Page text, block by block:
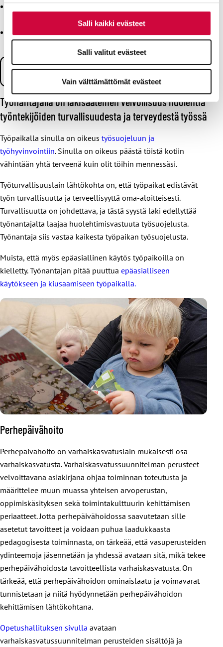
Salli kaikki evästeet
Salli valitut evästeet
Vain välttämättömät evästeet
Lääkehoidosta maksettava tasolisä varhaiskasvatuksessa
muuttuessa?
OVTES-tiedotteita
Keihin sovelletaan OVTESIN osiota G?
OVTES-osioon G ja KVTESIIN kuuluvien
varhaiskasvatuksen henkilöstön
Kunnallisessa päiväkodissa työskentelevän opettajan
kelpoisuuslisä
kunnallisissa päiväkodeissa
Kunnallisessa päiväkodissa työskentelevän
varhaiskasvatuksen opettajan ves-päivät
Kunnallisessa päiväkodissa työskentelevän vailla
kelpoisuutta olevan varhaiskasvatuksen opettajan palkka
Työnantajalla on lakisääteinen velvollisuus huolehtia
työntekijöiden turvallisuudesta ja terveydestä työssä
Työpaikalla sinulla on oikeus työsuojeluun ja
työhyvinvointiin. Sinulla on oikeus päästä töistä kotiin
vähintään yhtä terveenä kuin olit töihin mennessäsi.
Työturvallisuuslain lähtökohta on, että työpaikat edistävät
työn turvallisuutta ja terveellisyyttä oma-aloitteisesti.
Turvallisuutta on johdettava, ja tästä syystä laki edellyttää
työnantajalta laajaa huolehtimisvastuuta työsuojelusta.
Työnantaja siis vastaa kaikesta työpaikan työsuojelusta.
Muista, että myös epäasiallinen käytös työpaikoilla on
kielletty. Työnantajan pitää puuttua epäasialliseen
käytökseen ja kiusaamiseen työpaikalla.
Perhepäivähoito
Perhepäivähoito on varhaiskasvatuslain mukaisesti osa
varhaiskasvatusta. Varhaiskasvatussuunnitelman perusteet
velvoittavana asiakirjana ohjaa toiminnan toteutusta ja
määrittelee muun muassa yhteisen arvoperustan,
oppimiskäsityksen sekä toimintakulttuurin kehittämisen
periaatteet. Jotta perhepäivähoidossa saavutetaan sille
asetetut tavoitteet ja voidaan puhua laadukkaasta
pedagogisesta toiminnasta, on tärkeää, että vasuperusteiden
ydinteemoja jäsennetään ja yhdessä avataan sitä, mikä tekee
perhepäivähoidosta tavoitteellista varhaiskasvatusta. On
tärkeää, että perhepäivähoidon ominaislaatu ja voimavarat
tunnistetaan ja niitä hyödynnetään perhepäivähoidon
kehittämisen lähtökohtana.
Opetushallituksen sivulla avataan
varhaiskasvatussuunnitelman perusteiden sisältöjä ja